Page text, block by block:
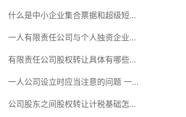
业短期借款需要注意哪些事项？
什么是中小企业集合票据和超级短期
融资券？一起来了解一下吧！
一人有限责任公司与个人独资企业的
区别 这些知识你都知道吗？
有限责任公司股权转让具体有哪些形
式？来了解下这五种形式
一人公司设立时应当注意的问题 一
人公司的特征
公司股东之间股权转让计税基础怎么